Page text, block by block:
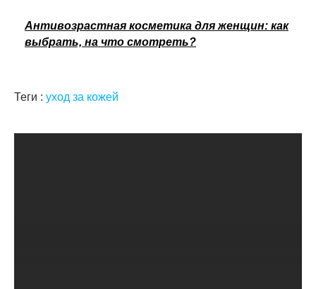
Антивозрастная косметика для женщин: как
выбрать, на что смотреть?
Теги : уход за кожей